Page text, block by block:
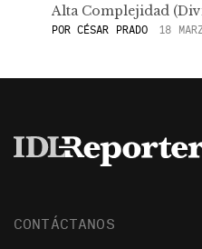
Alta Complejidad
PORCÉSAR PRADO 18
CONTÁCTANOS